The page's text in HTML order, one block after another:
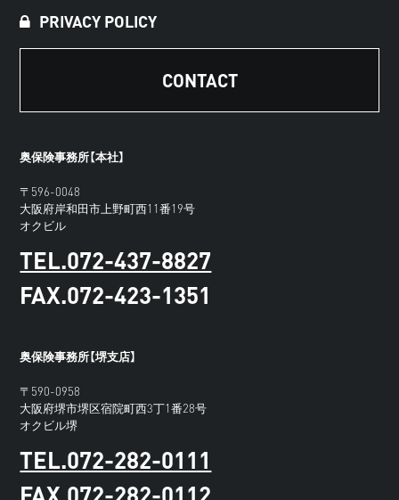
PRIVACY POLICY
CONTACT
奥保険事務所【本社】
〒596-0048
大阪府岸和田市上野町西11番19号
オクビル
TEL.072-437-8827
FAX.072-423-1351
奥保険事務所【堺支店】
〒590-0958
大阪府堺市堺区宿院町西3丁1番28号
オクビル堺
TEL.072-282-0111